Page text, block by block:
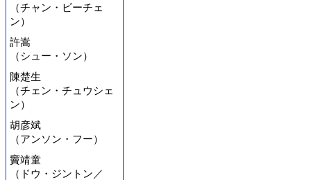
（チャン・ビーチェ
ン）
許嵩
（シュー・ソン）
陳楚生
（チェン・チュウシェ
ン）
胡彦斌
（アンソン・フー）
竇靖童
（ドウ・ジントン／